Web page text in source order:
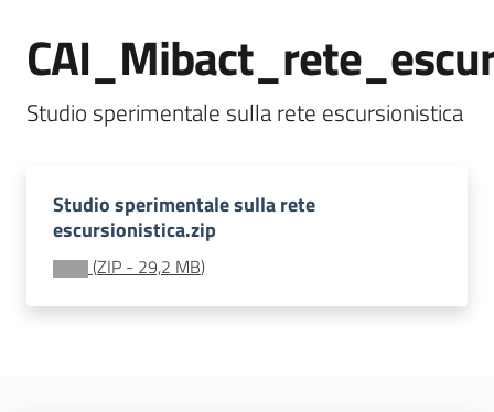
Obiettivi
Pubblicazioni
Banca
dati
Studio sperimentale sulla rete escursionistica
Studio sperimentale sulla rete
escursionistica.zip
(ZIP - 29,2 MB)